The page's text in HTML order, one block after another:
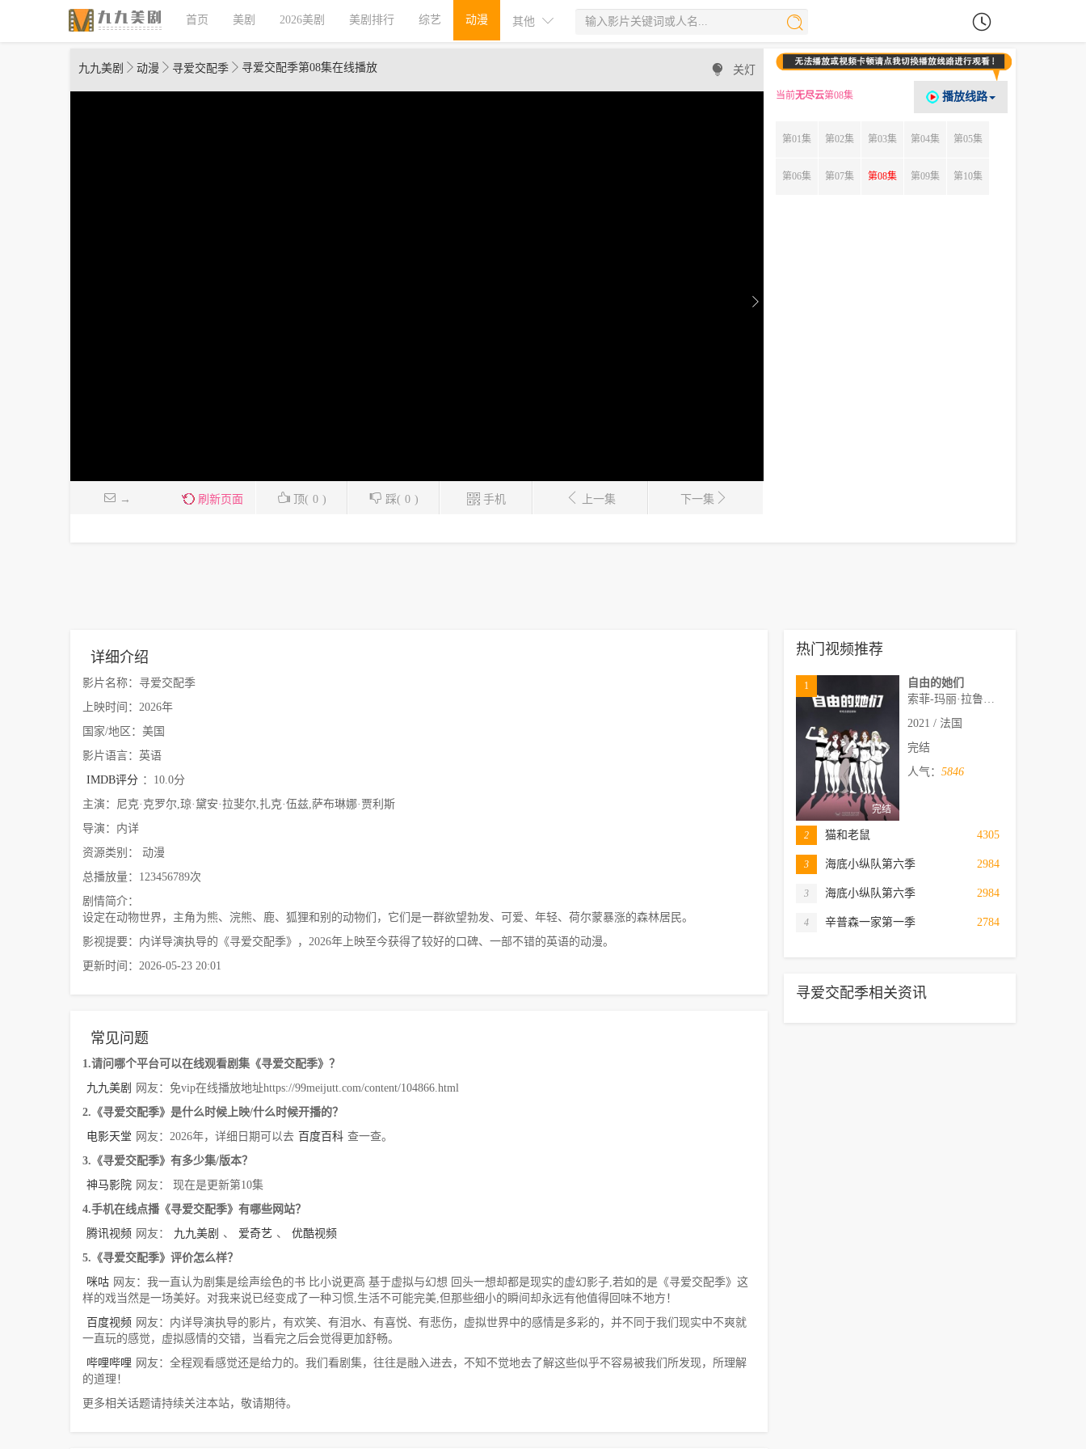
首页 美剧 2026美剧 美剧排行 综艺 动漫 其他
九九美剧 动漫 寻爱交配季 寻爱交配季第08集在线播放 关灯
→ 刷新页面 顶( 0 ) 踩( 0 ) 手机 上一集 下一集
播放线路
当前无尽云第08集
第01集 第02集 第03集 第04集 第05集
第06集 第07集 第08集 第09集 第10集
详细介绍
影片名称：寻爱交配季
上映时间：2026年
国家/地区：美国
影片语言：英语
IMDB评分 ：10.0分
主演：尼克·克罗尔,琼·黛安·拉斐尔,扎克·伍兹,萨布琳娜·贾利斯
导演：内详
资源类别： 动漫
总播放量：123456789次
剧情简介：
设定在动物世界，主角为熊、浣熊、鹿、狐狸和别的动物们，它们是一群欲望勃发、可爱、年轻、荷尔蒙暴涨的森林居民。
影视提要：内详导演执导的《寻爱交配季》，2026年上映至今获得了较好的口碑、一部不错的英语的动漫。
更新时间：2026-05-23 20:01
常见问题
1.请问哪个平台可以在线观看剧集《寻爱交配季》？
九九美剧
网友：免vip在线播放地址https://99meijutt.com/content/104866.html
2.《寻爱交配季》是什么时候上映/什么时候开播的？
电影天堂 网友：2026年，详细日期可以去 百度百科 查一查。
3.《寻爱交配季》有多少集/版本？
神马影院 网友： 现在是更新第10集
4.手机在线点播《寻爱交配季》有哪些网站？
腾讯视频 网友： 九九美剧 、 爱奇艺 、
优酷视频
5.《寻爱交配季》评价怎么样？
咪咕 网友：我一直认为剧集是绘声绘色的书 比小说更高 基于虚拟与幻想 回头一想却都是现实的虚幻影子,若如的是《寻爱交配季》这
样的戏当然是一场美好。对我来说已经变成了一种习惯,生活不可能完美,但那些细小的瞬间却永远有他值得回味不地方！
百度视频 网友：内详导演执导的影片，有欢笑、有泪水、有喜悦、有悲伤，虚拟世界中的感情是多彩的，并不同于我们现实中不爽就
一直玩的感觉，虚拟感情的交错，当看完之后会觉得更加舒畅。
哔哩哔哩 网友：全程观看感觉还是给力的。我们看剧集，往往是融入进去，不知不觉地去了解这些似乎不容易被我们所发现，所理解
的道理！
更多相关话题请持续关注本站，敬请期待。
热门视频推荐
完结
1
自由的她们
2021 / 法国
完结
人气：5846
2 猫和老鼠 4305
3 海底小纵队第六季 2984
3 海底小纵队第六季 2984
4 辛普森一家第一季 2784
寻爱交配季相关资讯